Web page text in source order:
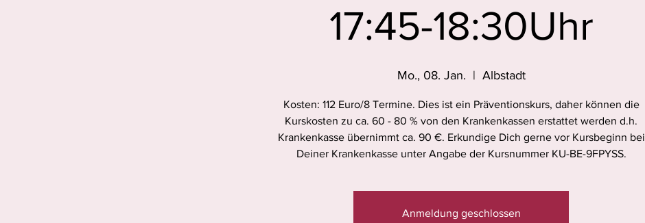
17:45-18:30Uhr
Mo., 08. Jan.
  |
Albstadt
Kosten: 112 Euro/8 Termine. Dies ist ein Präventionskurs, daher können die
Kurskosten zu ca. 60 - 80 % von den Krankenkassen erstattet werden d.h.
Krankenkasse übernimmt ca. 90 €. Erkundige Dich gerne vor Kursbeginn bei
Deiner Krankenkasse unter Angabe der Kursnummer KU-BE-9FPYSS.
Anmeldung geschlossen